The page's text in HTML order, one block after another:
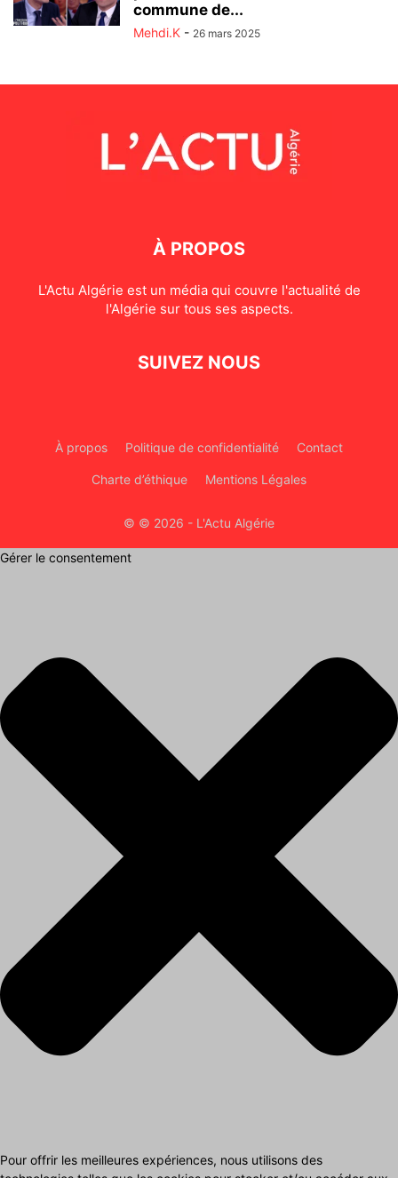
commune de...
Mehdi.K - 26 mars 2025
À PROPOS
L'Actu Algérie est un média qui couvre l'actualité de
l'Algérie sur tous ses aspects.
SUIVEZ NOUS
À propos Politique de confidentialité Contact
Charte d’éthique Mentions Légales
© © 2026 - L'Actu Algérie
Gérer le consentement
Pour offrir les meilleures expériences, nous utilisons des